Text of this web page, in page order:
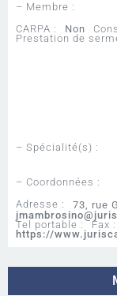
– Membre :
CARPA :
Non
Prestation de
– Spécialité(s) :
– Coordonnées :
Adresse :
73, rue
Tel portable :
Fax :
https://